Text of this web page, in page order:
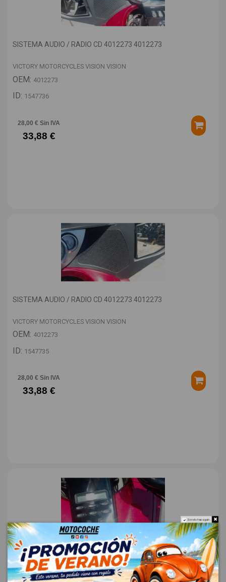
SISTEMA AUDIO / RADIO CD 4012273 4012273
VICTORY MOTORCYCLES VISION VISION
OEM: 4012273
ID: 1547736
28,00 € Sin IVA
33,88 €
SISTEMA AUDIO / RADIO CD 4012273 4012273
VICTORY MOTORCYCLES VISION VISION
OEM: 4012273
ID: 1547735
28,00 € Sin IVA
33,88 €
SISTEMA AUDIO / RADIO CD 2411676 2411676
VICTORY MOTORCYCLES VISION VISION
Do not show again.